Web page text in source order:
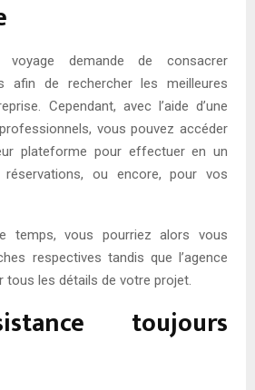
voyage demande de consacrer
afin de rechercher les meilleures
Cependant, avec l’aide d’une
vous pouvez accéder
plateforme pour effectuer en un
ou encore, pour vos
temps, vous pourriez alors vous
respectives tandis que l’agence
tous les détails de votre projet.
toujours